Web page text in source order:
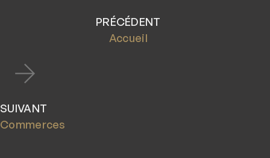
PRÉCÉDENT
Accueil
SUIVANT
Commerces